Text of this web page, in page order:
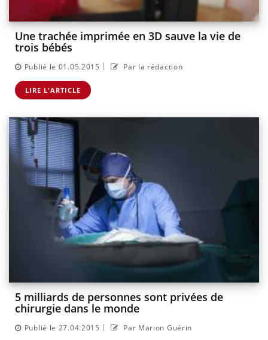
Une trachée imprimée en 3D sauve la vie de
trois bébés
Publié le 01.05.2015 | Par la rédaction
LIRE L'ARTICLE
5 milliards de personnes sont privées de
chirurgie dans le monde
Publié le 27.04.2015 | Par Marion Guérin